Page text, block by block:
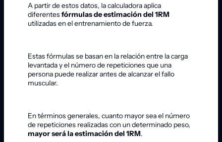
A partir de estos datos, la calculadora aplica
diferentesfórmulas de estimación del 1RM
utilizadas en el entrenamiento de fuerza.
Estas fórmulas se basan en la relación entre la carga
levantada y el número de repeticiones que una
persona puede realizar antes de alcanzar el fallo
muscular.
En términos generales, cuanto mayor sea el número
de repeticiones realizadas con un determinado peso,
mayor será la estimación del 1RM.